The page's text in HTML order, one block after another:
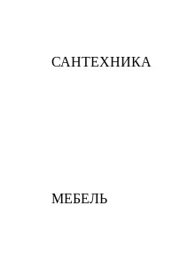
САНТЕХНИКА
МЕБЕЛЬ